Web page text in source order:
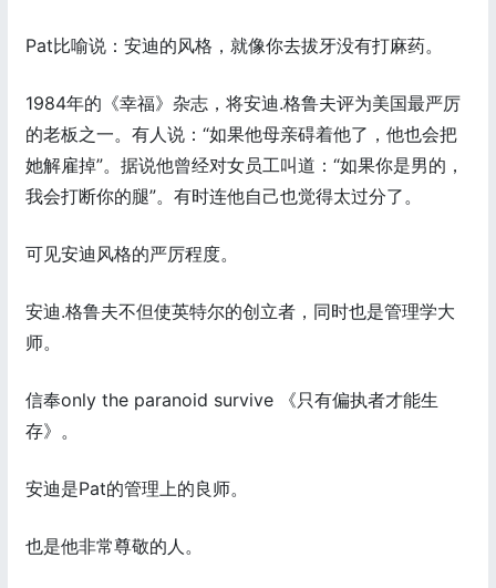
Pat比喻说：安迪的风格，就像你去拔牙没有打麻药。
1984年的《幸福》杂志，将安迪.格鲁夫评为美国最严厉
的老板之一。有人说：“如果他母亲碍着他了，他也会把
她解雇掉”。据说他曾经对女员工叫道：“如果你是男的，
我会打断你的腿”。有时连他自己也觉得太过分了。
可见安迪风格的严厉程度。
安迪.格鲁夫不但使英特尔的创立者，同时也是管理学大
师。
信奉only the paranoid survive 《只有偏执者才能生
存》。
安迪是Pat的管理上的良师。
也是他非常尊敬的人。